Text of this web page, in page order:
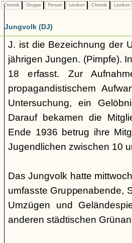
Chronik Gruppe Person Lexikon Chronik Lexikon
Jungvolk (DJ)
J. ist die Bezeichnung der
jährigen Jungen. (Pimpfe).
18 erfasst. Zur
propagandistischem
Untersuchung, ein
Darauf bekamen die
Ende 1936 betrug ihre
Jugendlichen zwischen 10
Das Jungvolk hatte
umfasste Gruppenabende,
Umzügen und
anderen städtischen